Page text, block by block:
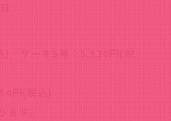
)／ケーキ5号：5,130円(税
円(税込)
す。